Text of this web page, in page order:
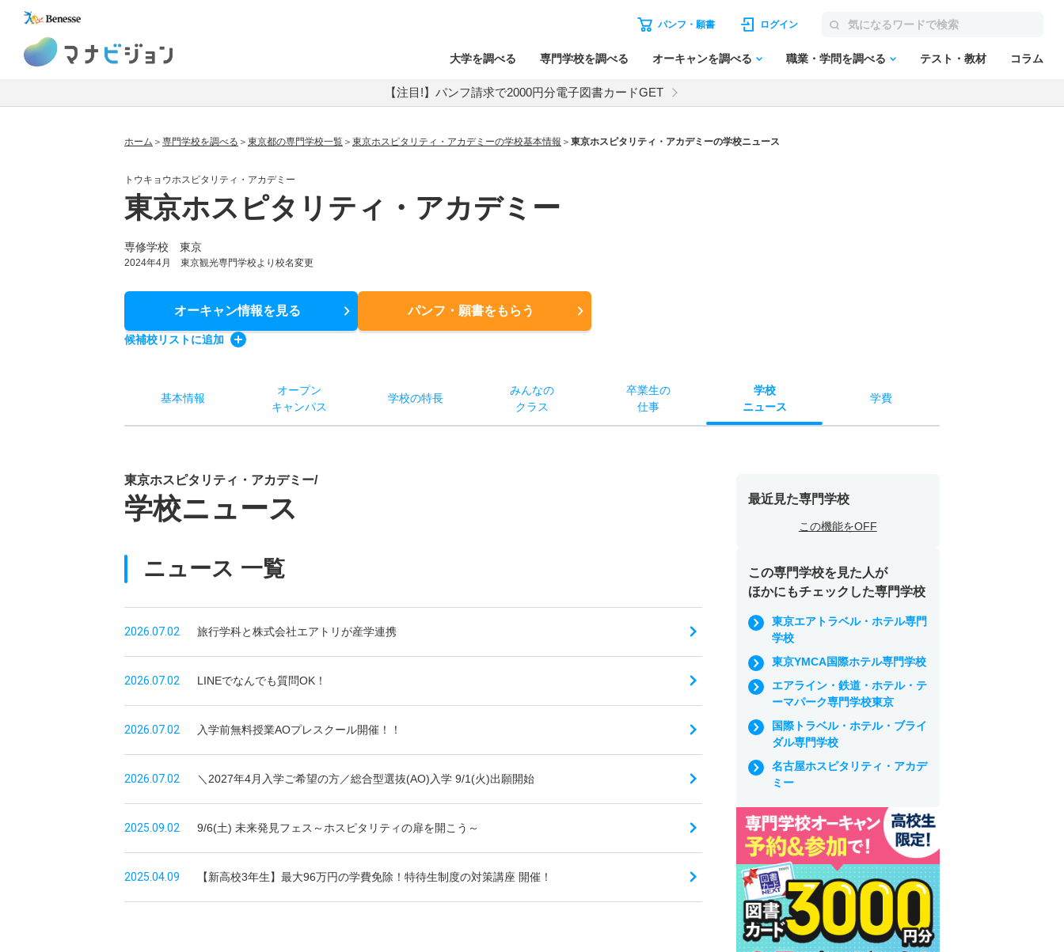
パンフ・願書 ログイン
大学を調べる 専門学校を調べる オーキャンを調べる 職業・学問を調べる テスト・教材 コラム
【注目!】パンフ請求で2000円分電子図書カードGET
ホーム 専門学校を調べる 東京都の専門学校一覧 東京ホスピタリティ・アカデミーの学校基本情報 東京ホスピタリティ・アカデミーの学校ニュース
トウキョウホスピタリティ・アカデミー
東京ホスピタリティ・アカデミー
専修学校 東京
2024年4月 東京観光専門学校より校名変更
オーキャン情報を見る パンフ・願書をもらう
候補校リストに追加
基本情報
オープン
キャンパス
学校の特長
みんなの
クラス
卒業生の
仕事
学校
ニュース
学費
東京ホスピタリティ・アカデミー/
学校ニュース
ニュース 一覧
2026.07.02 旅行学科と株式会社エアトリが産学連携
2026.07.02 LINEでなんでも質問OK！
2026.07.02 入学前無料授業AOプレスクール開催！！
2026.07.02 ＼2027年4月入学ご希望の方／総合型選抜(AO)入学 9/1(火)出願開始
2025.09.02 9/6(土) 未来発見フェス～ホスピタリティの扉を開こう～
2025.04.09 【新高校3年生】最大96万円の学費免除！特待生制度の対策講座 開催！
最近見た専門学校
この機能をOFF
この専門学校を見た人が
ほかにもチェックした専門学校
東京エアトラベル・ホテル専門
学校
東京YMCA国際ホテル専門学校
エアライン・鉄道・ホテル・テ
ーマパーク専門学校東京
国際トラベル・ホテル・ブライ
ダル専門学校
名古屋ホスピタリティ・アカデ
ミー